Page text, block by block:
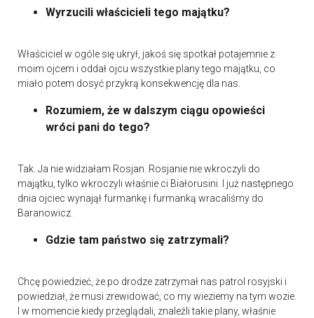
Wyrzucili właścicieli tego majątku?
Właściciel w ogóle się ukrył, jakoś się spotkał potajemnie z
moim ojcem i oddał ojcu wszystkie plany tego majątku, co
miało potem dosyć przykrą konsekwencję dla nas.
Rozumiem, że w dalszym ciągu opowieści
wróci pani do tego?
Tak. Ja nie widziałam Rosjan. Rosjanie nie wkroczyli do
majątku, tylko wkroczyli właśnie ci Białorusini. I już następnego
dnia ojciec wynajął furmankę i furmanką wracaliśmy do
Baranowicz.
Gdzie tam państwo się zatrzymali?
Chcę powiedzieć, że po drodze zatrzymał nas patrol rosyjski i
powiedział, że musi zrewidować, co my wieziemy na tym wozie.
I w momencie kiedy przeglądali, znaleźli takie plany, właśnie